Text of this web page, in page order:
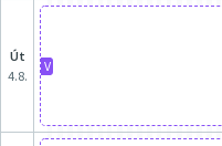
út
4.8.
V